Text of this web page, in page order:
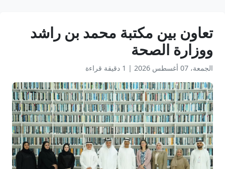
تعاون بين مكتبة محمد بن راشد
ووزارة الصحة
الجمعة، 07 أغسطس 2026 | 1 دقيقة قراءة